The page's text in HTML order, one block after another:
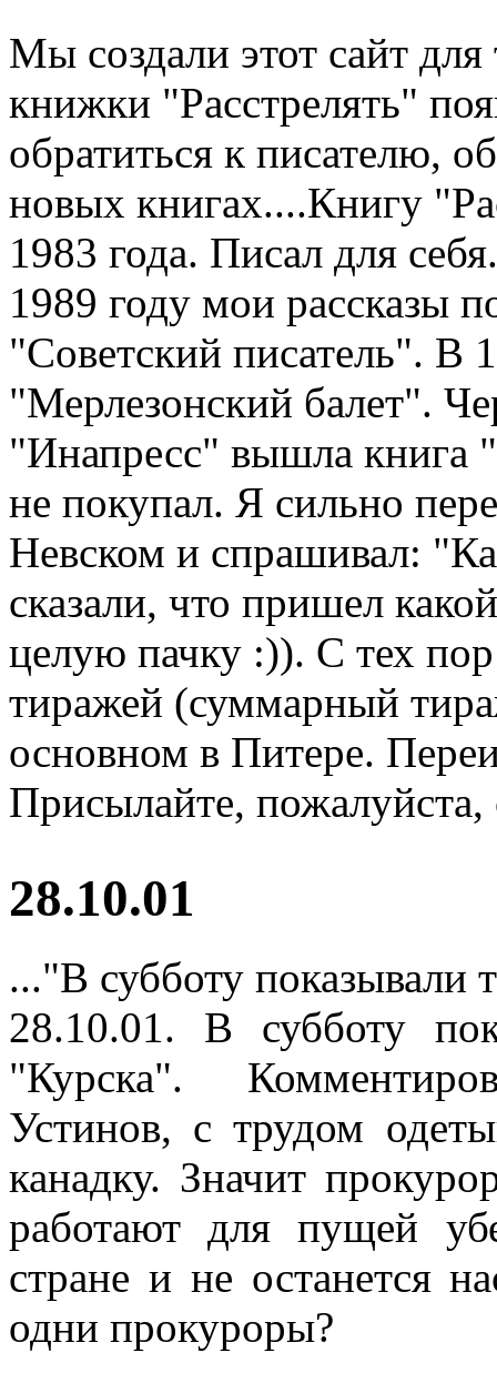
Мы создали этот сайт
книжки "Расстрелять"
обратиться к писателю,
новых книгах....Книгу
1983 года. Писал для
1989 году мои рассказы
"Советский писатель". В
"Мерлезонский балет".
"Инапресс" вышла книга
не покупал. Я сильно
Невском и спрашивал:
сказали, что пришел
целую пачку :)). С тех
тиражей (суммарный
основном в Питере.
Присылайте,
28.10.01
..."В субботу показывали
28.10.01. В субботу
"Курска".
Устинов, с трудом
канадку. Значит
работают для пущей
стране и не останется
одни прокуроры?